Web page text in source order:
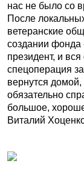
нас не было со
После
ветеранские
создании фонда
президент, и
спецоперация
вернутся
обязательно
большое,
Виталий